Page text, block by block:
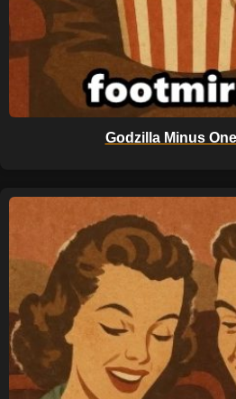
Godzilla Minus